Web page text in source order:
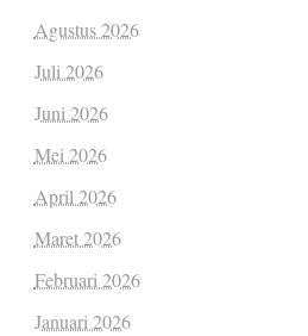
Agustus 2026
Juli 2026
Juni 2026
Mei 2026
April 2026
Maret 2026
Februari 2026
Januari 2026